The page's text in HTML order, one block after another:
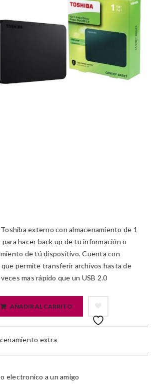
externo con almacenamiento de 1
hacer back up de tu información o
de tú dispositivo. Cuenta con
que permite transferir archivos hasta de
mas rápido que un USB 2.0
AÑADIR AL CARRITO
extra
electronico a un amigo